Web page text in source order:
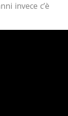
invece c’è